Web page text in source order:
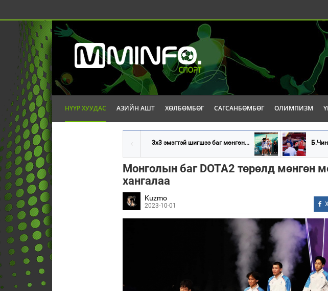
НҮҮР ХУУДАС АЗИЙН АШТ ХӨЛБӨМБӨГ САГСАНБӨМБӨГ ОЛИМПИЗМ
3х3 эмэгтэй шигшээ баг мөнгөн...
Монголын баг DOTA2 төрөлд мөнгөн
хангалаа
Kuzmo
2023-10-01